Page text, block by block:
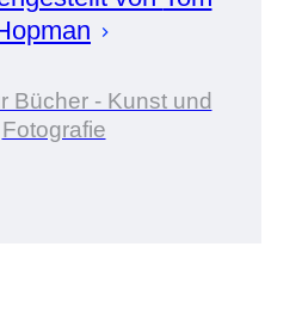
Bücher - Kunst und
Fotografie